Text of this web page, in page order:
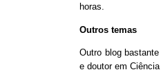
horas.
Outros temas
Outro blog
e doutor em